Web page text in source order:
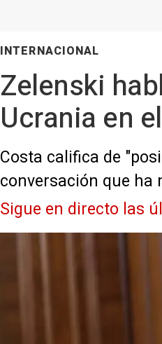
INTERNACIONAL
Zelenski
Ucrania en
Costa califica de
conversación que ha
Sigue en directo las